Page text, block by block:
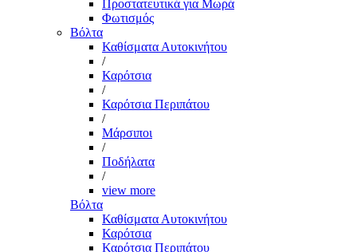
Προστατευτικά για Μωρά
Φωτισμός
Βόλτα
Καθίσματα Αυτοκινήτου
/
Καρότσια
/
Καρότσια Περιπάτου
/
Μάρσιποι
/
Ποδήλατα
/
view more
Βόλτα
Καθίσματα Αυτοκινήτου
Καρότσια
Καρότσια Περιπάτου